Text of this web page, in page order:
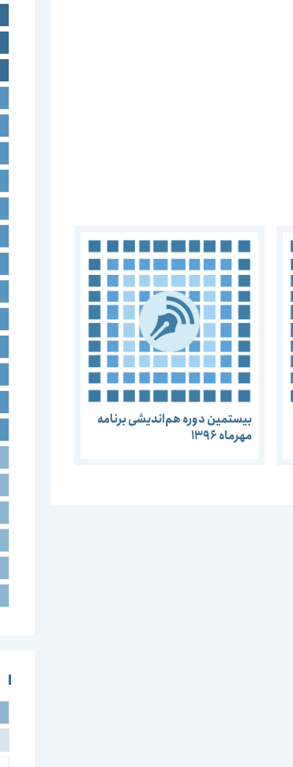
بیستمین دوره هم‌اندیشی برنامه‌
مهرماه 1396